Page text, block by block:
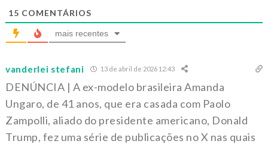
15 COMENTÁRIOS
mais recentes
vanderlei stefani 13 de abril de 2026 12:43
DENÚNCIA | A ex-modelo brasileira Amanda
Ungaro, de 41 anos, que era casada com Paolo
Zampolli, aliado do presidente americano, Donald
Trump, fez uma série de publicações no X nas quais